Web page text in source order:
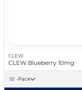
CLEW
CLEW Blueberry 10mg
10 -Pack